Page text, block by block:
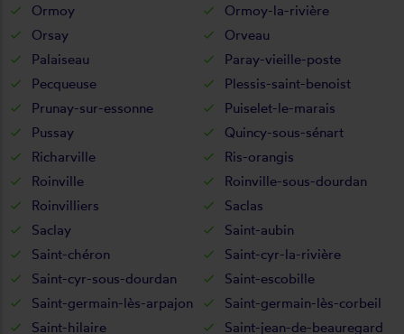
Ormoy
Ormoy-la-rivière
Orsay
Orveau
Palaiseau
Paray-vieille-poste
Pecqueuse
Plessis-saint-benoist
Prunay-sur-essonne
Puiselet-le-marais
Pussay
Quincy-sous-sénart
Richarville
Ris-orangis
Roinville
Roinville-sous-dourdan
Roinvilliers
Saclas
Saclay
Saint-aubin
Saint-chéron
Saint-cyr-la-rivière
Saint-cyr-sous-dourdan
Saint-escobille
Saint-germain-lès-arpajon
Saint-germain-lès-corbeil
Saint-hilaire
Saint-jean-de-beauregard